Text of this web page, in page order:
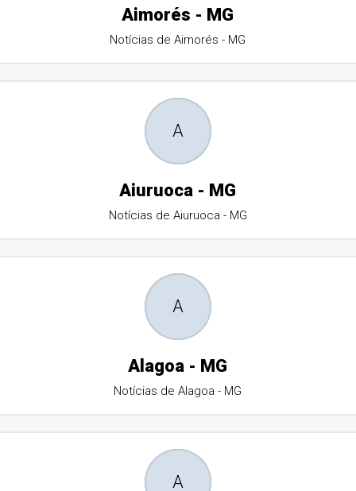
Aimorés - MG
Notícias de Aimorés - MG
A
Aiuruoca - MG
Notícias de Aiuruoca - MG
A
Alagoa - MG
Notícias de Alagoa - MG
A